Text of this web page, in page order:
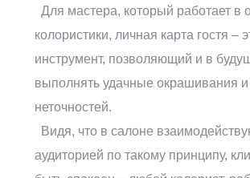
Для мастера, который работает в
колористики, личная карта гостя –
инструмент, позволяющий и в
выполнять удачные окрашивания и
неточностей.
Видя, что в салоне
аудиторией по такому принципу,